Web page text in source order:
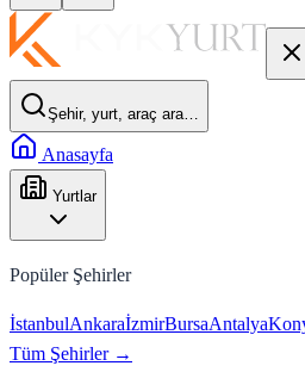
Şehir, yurt, araç ara…
Anasayfa
Yurtlar
Popüler Şehirler
İstanbulAnkaraİzmirBursaAntalya
Tüm Şehirler →